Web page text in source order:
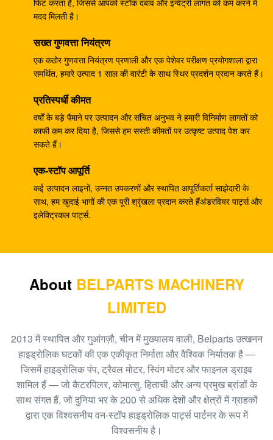
पायलट पंप 708-23-04014 कोमात्सु के लिए
YA00000734
खुदाई PC40MR-2 हाइड्रोलिक मुख्य नियंत्रण वाल्व 1001-5500
ZX300 . के लिए HPV145G प्रेशर पंप रेगुलेटर ९१९५२४३
Belparts ZX200 HPV0102 हाइड्रोलिक पंप नियामक
9181608
खुदाई करने वाला E304CR स्विंग मोटर परख E304 हाइड्रोलिक
स्विंग कमी परख
210Kg SK250 खुदाई नियंत्रण वाल्व B44014B KMX15YD
9122781
हिताची खुदाई EX200 HPV116 रेगुलेटर स्पेयर पार्ट्स
K3V63DT हाइड्रोलिक पंप नियामक, E312 खुदाई हाइड्रोलिक
पंप पार्ट्स SA8230-09140
खुदाई R360 K3V180DT हाइड्रोलिक पंप पार्ट्स XJBN-00590
पंप नियामक Pump
E320C खुदाई के लिए SBS120 हाइड्रोलिक पंप परख 1262016
मदद मिलती है।
सख्त गुणवत्ता नियंत्रण
एक कठोर गुणवत्ता नियंत्रण प्रणाली और एक पेशेवर परीक्षण प्रयोगशाला द्वारा
समर्थित, हमारे उत्पाद 1 साल की वारंटी के साथ स्थिर प्रदर्शन प्रदान करते हैं।
प्रतिस्पर्धी कीमत
वर्षों के बड़े पैमाने पर उत्पादन और संचित अनुभव ने हमारी विनिर्माण लागतों को
काफी कम कर दिया है, जिससे हम सस्ती कीमतों पर उत्कृष्ट उत्पाद पेश कर
सकते हैं।
एक-स्टॉप आपूर्ति
कई उत्पादन लाइनों, उन्नत उपकरणों और स्थापित आपूर्तिकर्ता साझेदारी के
साथ, हम खुदाई भागों की एक पूरी श्रृंखला प्रदान करते हैंअंडरवियर पार्ट्स और
इलेक्ट्रिकल पार्ट्स.
About BELPARTS MACHINERY
LIMITED
2013 में स्थापित और गुआंगज़ौ, चीन में मुख्यालय वाली, Belparts उत्खनन
हाइड्रोलिक घटकों की एक एकीकृत निर्माता और वैश्विक निर्यातक है —
जिसमें हाइड्रोलिक पंप, ट्रैवल मोटर, स्विंग मोटर और फाइनल ड्राइव
शामिल हैं — जो कैटरपिलर, कोमात्सु, हिताची और अन्य प्रमुख ब्रांडों के
साथ संगत हैं, जो दुनिया भर के 200 से अधिक देशों और क्षेत्रों में ग्राहकों
द्वारा एक विश्वसनीय वन-स्टॉप हाइड्रोलिक पार्ट्स पार्टनर के रूप में
विश्वसनीय है।